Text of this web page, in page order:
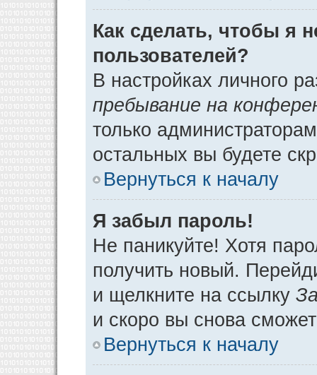
Как сделать, чтобы я
пользователей?
В настройках личного
пребывание на
только
остальных вы будете
Вернуться к началу
Я забыл пароль!
Не паникуйте! Хотя
получить новый.
и щелкните на ссылку
и скоро вы снова
Вернуться к началу